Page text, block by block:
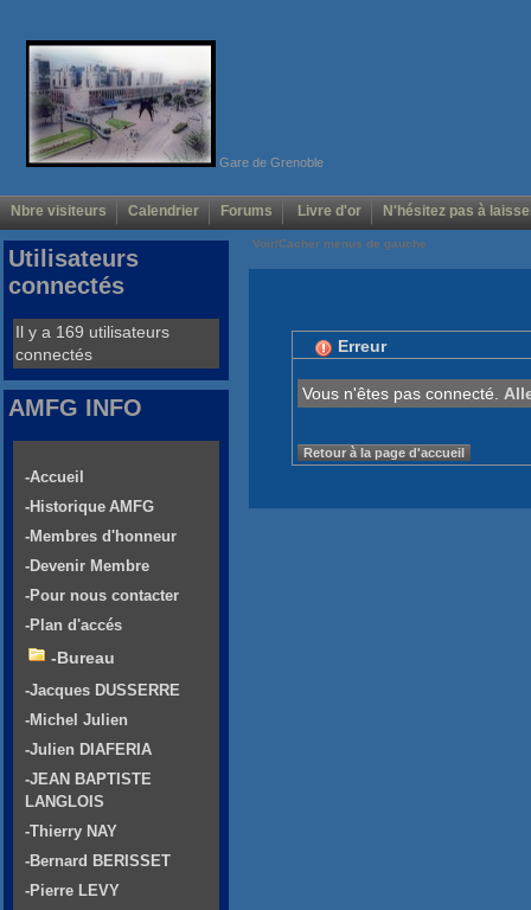
Gare de Grenoble
Nbre visiteurs Calendrier Forums Livre d'or N'hésitez pas à
Voir/Cacher menus de gauche
Erreur
Vous n'êtes pas connecté.
Retour à la page d'accueil
Utilisateurs
connectés
Il y a 169 utilisateurs
connectés
AMFG INFO
-Accueil
-Historique AMFG
-Membres d'honneur
-Devenir Membre
-Pour nous contacter
-Plan d'accés
-Bureau
-Jacques DUSSERRE
-Michel Julien
-Julien DIAFERIA
-JEAN BAPTISTE
LANGLOIS
-Thierry NAY
-Bernard BERISSET
-Pierre LEVY